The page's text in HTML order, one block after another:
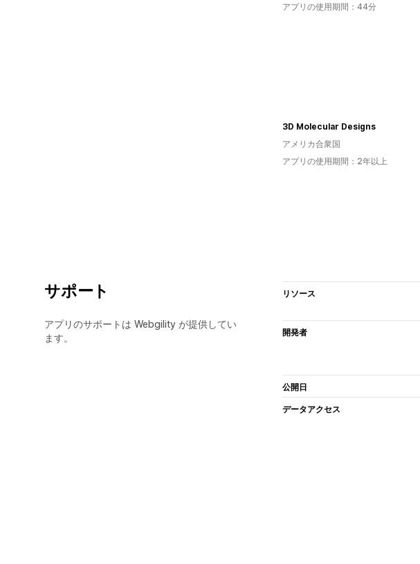
アプリの使用期間：44分
3D Molecular Designs
アメリカ合衆国
アプリの使用期間：2年以上
サポート
アプリのサポートは Webgility が提供してい
ます。
リソース
開発者
公開日
データアクセス